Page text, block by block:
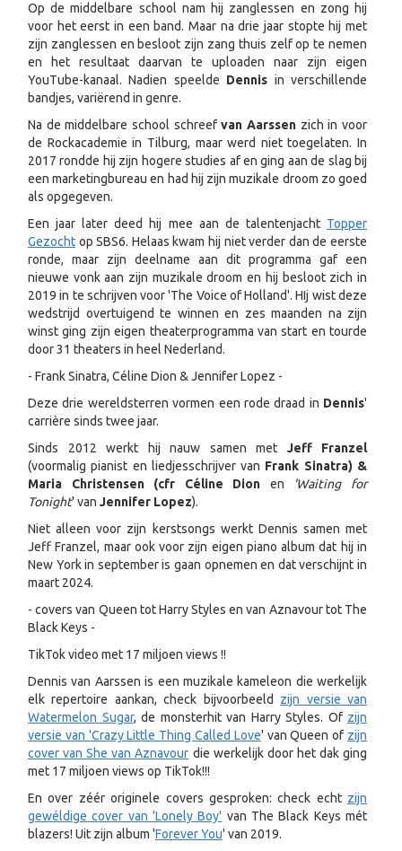
Op de middelbare school nam hij zanglessen en zong hij
voor het eerst in een band. Maar na drie jaar stopte hij met
zijn zanglessen en besloot zijn zang thuis zelf op te nemen
en het resultaat daarvan te uploaden naar zijn eigen
YouTube-kanaal. Nadien speelde Dennis in verschillende
bandjes, variërend in genre.
Na de middelbare school schreefvan Aarssen zich in voor
de Rockacademie in Tilburg, maar werd niet toegelaten. In
2017 rondde hij zijn hogere studies af en ging aan de slag bij
een marketingbureau en had hij zijn muzikale droom zo goed
als opgegeven.
Een jaar later deed hij mee aan de talentenjacht Topper
Gezocht op SBS6. Helaas kwam hij niet verder dan de eerste
ronde, maar zijn deelname aan dit programma gaf een
nieuwe vonk aan zijn muzikale droom en hij besloot zich in
2019 in te schrijven voor 'The Voice of Holland'. HIj wist deze
wedstrijd overtuigend te winnen en zes maanden na zijn
winst ging zijn eigen theaterprogramma van start en tourde
door 31 theaters in heel Nederland.
- Frank Sinatra, Céline Dion & Jennifer Lopez -
Deze drie wereldsterren vormen een rode draad in Dennis'
carrière sinds twee jaar.
Sinds 2012 werkt hij nauw samen met Jeff Franzel
(voormalig pianist en liedjesschrijver van Frank Sinatra) &
Maria Christensen (cfr Céline Dion en
'Waiting for
Tonight' van Jennifer Lopez).
Niet alleen voor zijn kerstsongs werkt Dennis samen met
Jeff Franzel, maar ook voor zijn eigen piano album dat hij in
New York in september is gaan opnemen en dat verschijnt in
maart 2024.
- covers van Queen tot Harry Styles en van Aznavour tot The
Black Keys -
TikTok video met 17 miljoen views !!
Dennis van Aarssen is een muzikale kameleon die werkelijk
elk repertoire aankan, check bijvoorbeeld zijn versie van
Watermelon Sugar, de monsterhit van Harry Styles. Of zijn
versie van 'Crazy Little Thing Called Love' van Queen of zijn
cover van She van Aznavour die werkelijk door het dak ging
met 17 miljoen views op TikTok!!!
En over zéér originele covers gesproken: check echt zijn
gewéldige cover van 'Lonely Boy' van The Black Keys mét
blazers! Uit zijn album 'Forever You' van 2019.